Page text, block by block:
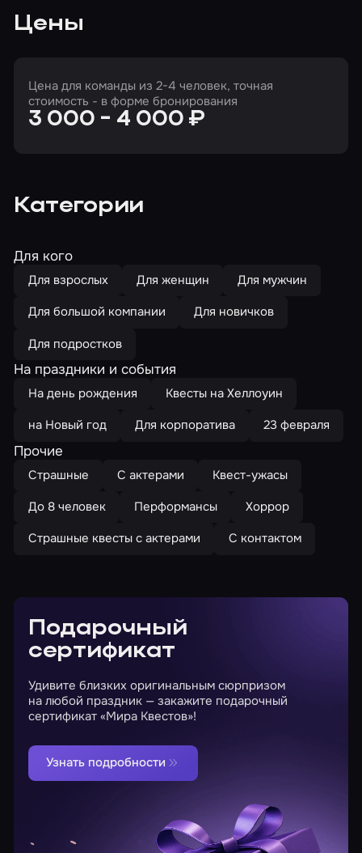
Цены
Цена для команды из 2-4 человек, точная
стоимость - в форме бронирования
3 000 - 4 000 ₽
Категории
Для кого
Для взрослых Для женщин
Для мужчин
Для большой компании
Для новичков
Для подростков
На праздники и события
На день рождения
Квесты на Хеллоуин
на Новый год
Для корпоратива 23 февраля
Прочие
Страшные С актерами
Квест-ужасы
До 8 человек
Перформансы
Хоррор
Страшные квесты с актерами
С контактом
Подарочный
сертификат
Удивите близких оригинальным сюрпризом
на любой праздник — закажите подарочный
сертификат «Мира Квестов»!
Узнать подробности